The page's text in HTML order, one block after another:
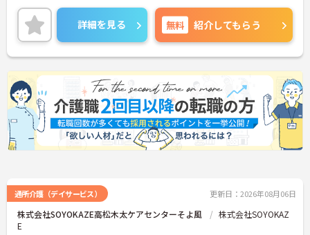
ステージに合わせた働き方が可能です。処遇改善手
当の全額還元や実績最大185万円の賞与に加え配偶
者1万円などの手厚い扶養手当をご用意しています。
独自の福利厚生制度によるお祝い金や宿泊費補助な
どスタッフの生活を支える制度も充実しています。
髪色やネイルも自由でご自身の個性を大切にしなが
らのびのびと働ける風通しの良い職場です。階層別
研修や資格取得支援制度が整っているため有資格者
の方がこれまでのご経験を活かしながら将来の管理
職やスペシャリストへと着実にキャリアアップを目
指せるやりがいのある環境です。
フレッシュ休暇やこども休暇など特別休暇が充実
が万全
詳細を見る 無料 紹介してもらう
通所介護（デイサービス） 更新日：2026年08月06日
株式会社SOYOKAZE高松木太ケアセンターそよ風
株式会社SOYOKAZ
E